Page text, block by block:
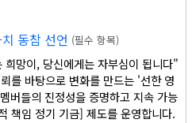
동참 선언 (필수 항목)
망이, 당신에게는 자부심이 됩니다"
를 바탕으로 변화를 만드는 '선한 영
버들의 진정성을 증명하고 지속 가능
책임 정기 기금] 제도를 운영합니다.